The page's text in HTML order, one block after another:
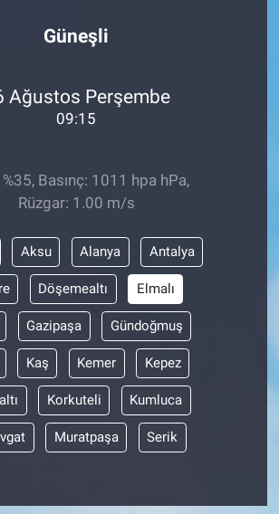
Güneşli
Ağustos Perşembe
09:15
Basınç: 1011 hpa hPa,
Rüzgar: 1.00 m/s
Aksu Alanya Antalya
Döşemealtı Elmalı
Gazipaşa Gündoğmuş
Kaş Kemer Kepez
Korkuteli Kumluca
Muratpaşa Serik